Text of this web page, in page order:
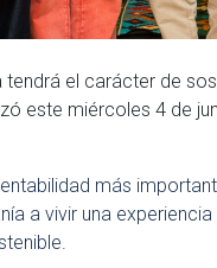
tendrá el carácter de
este miércoles 4 de
más
a vivir una